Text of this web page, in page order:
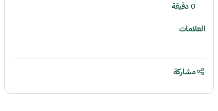
0 دقيقة
العلامات
مشاركة